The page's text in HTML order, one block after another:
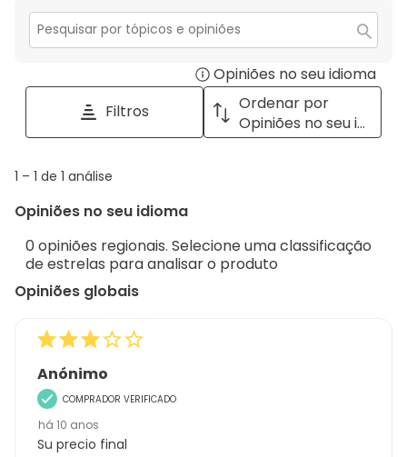
estrelas.
2
estrelas.
com
1
Secção
Opiniões no seu idioma
a
with
Filtros
Ordenar por
Opiniões no seu idioma
1
1
análise
1 – 1 de 1 análise
Opiniões no seu idioma
0 opiniões regionais. Selecione uma classificação
de estrelas para analisar o produto
Opiniões globais
Anónimo
COMPRADOR VERIFICADO
há 10 anos
Su precio final